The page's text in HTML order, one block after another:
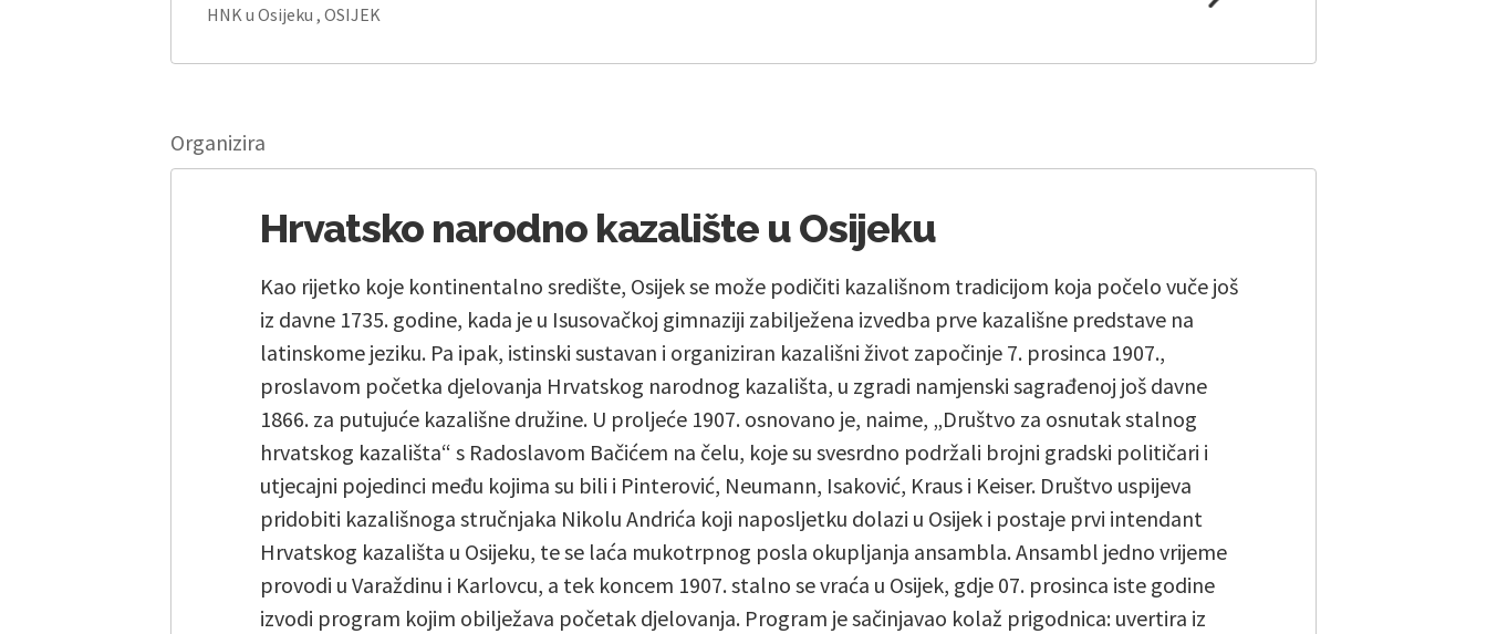
HNK u Osijeku , OSIJEK
Organizira
Hrvatsko narodno kazalište u Osijeku
Kao rijetko koje kontinentalno središte, Osijek se može podičiti kazališnom tradicijom koja počelo vuče još
iz davne 1735. godine, kada je u Isusovačkoj gimnaziji zabilježena izvedba prve kazališne predstave na
latinskome jeziku. Pa ipak, istinski sustavan i organiziran kazališni život započinje 7. prosinca 1907.,
proslavom početka djelovanja Hrvatskog narodnog kazališta, u zgradi namjenski sagrađenoj još davne
1866. za putujuće kazališne družine. U proljeće 1907. osnovano je, naime, „Društvo za osnutak stalnog
hrvatskog kazališta“ s Radoslavom Bačićem na čelu, koje su svesrdno podržali brojni gradski političari i
utjecajni pojedinci među kojima su bili i Pinterović, Neumann, Isaković, Kraus i Keiser. Društvo uspijeva
pridobiti kazališnoga stručnjaka Nikolu Andrića koji naposljetku dolazi u Osijek i postaje prvi intendant
Hrvatskog kazališta u Osijeku, te se laća mukotrpnog posla okupljanja ansambla. Ansambl jedno vrijeme
provodi u Varaždinu i Karlovcu, a tek koncem 1907. stalno se vraća u Osijek, gdje 07. prosinca iste godine
izvodi program kojim obilježava početak djelovanja. Program je sačinjavao kolaž prigodnica: uvertira iz